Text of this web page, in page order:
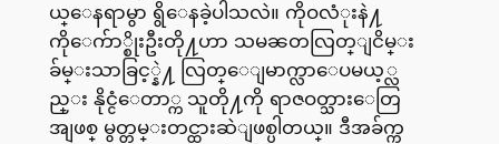
ယ္ေနရာမွာ ရွိေနခဲ့ပါသလဲ။ ကိုဝလံုးနဲ႔
ကိုေက်ာ္စိုးဦးတို႔ဟာ သမၼတလြတ္ျငိမ္း
ခ်မ္းသာခြင့္နဲ႔ လြတ္ေျမာက္လာေပမယ့္လ
ည္း နိုင္ငံေတာ္က သူတို႔ကို ရာဇဝတ္သားေတြ
အျဖစ္ မွတ္တမ္းတင္ထားဆဲျဖစ္ပါတယ္။ ဒီအခ်က္က